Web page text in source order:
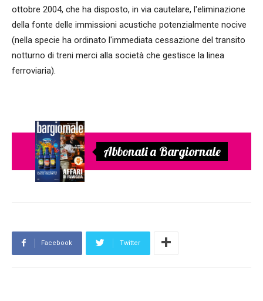
ottobre 2004, che ha disposto, in via cautelare, l'eliminazione
della fonte delle immissioni acustiche potenzialmente nocive
(nella specie ha ordinato l'immediata cessazione del transito
notturno di treni merci alla società che gestisce la linea
ferroviaria).
Abbonati a Bargiornale
Facebook Twitter